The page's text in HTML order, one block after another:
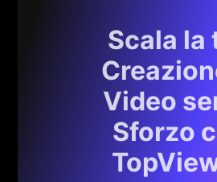
Scala la
Video
Sforzo